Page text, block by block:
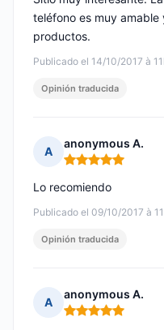
Publicado el 14/10/2017 à
teléfono es muy
productos.
Opinión traducida
A
anonymous A.
Nota: 5 de 5
Publicado el 09/10/2017 à
Lo recomiendo
Opinión traducida
A
anonymous A.
Nota: 5 de 5